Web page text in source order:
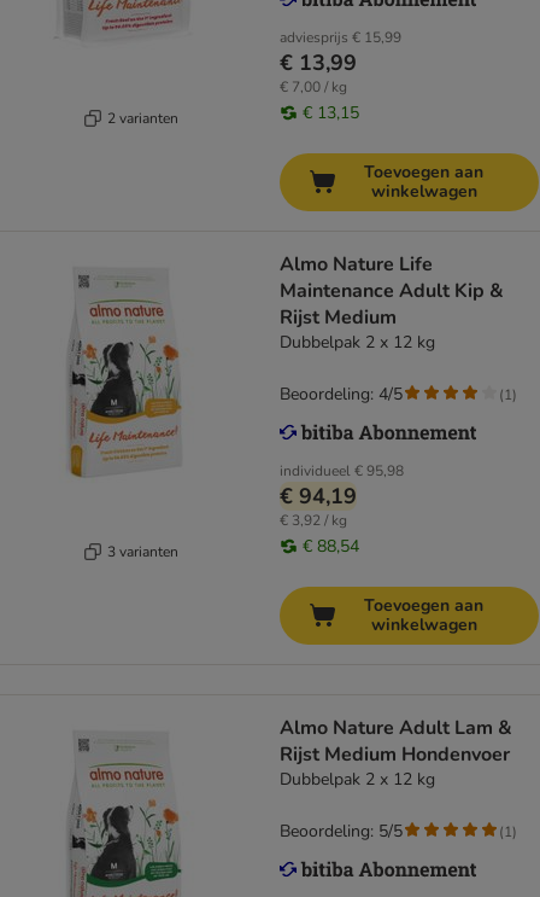
2 varianten
adviesprijs € 15,99
€ 13,99
€ 7,00 / kg
€ 13,15
Toevoegen aan
winkelwagen
3 varianten
Almo Nature Life
Maintenance Adult Kip &
Rijst Medium
Dubbelpak 2 x 12 kg
individueel€ 95,98
€ 94,19
€ 3,92 / kg
€ 88,54
Beoordeling: 4/5 (1)
Toevoegen aan
winkelwagen
Almo Nature Adult Lam &
Rijst Medium Hondenvoer
Dubbelpak 2 x 12 kg
Beoordeling: 5/5 (1)